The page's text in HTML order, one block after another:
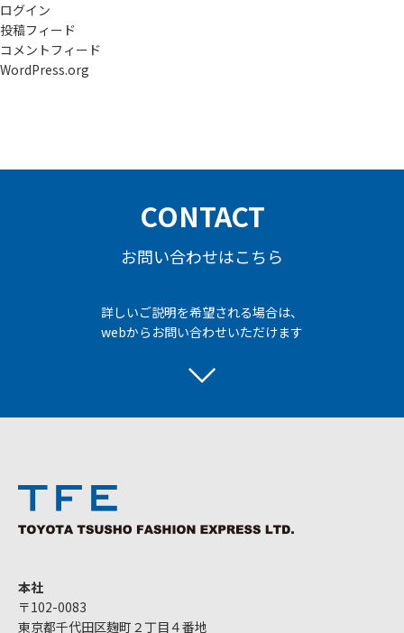
ログイン
投稿フィード
コメントフィード
WordPress.org
CONTACT
お問い合わせはこちら
詳しいご説明を希望される場合は、
webからお問い合わせいただけます
本社
〒102-0083
東京都千代田区麹町２丁目４番地